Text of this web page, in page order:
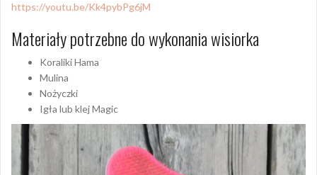
https://youtu.be/Kk4pybPg6jM
Materiały potrzebne do wykonania wisiorka
Koraliki Hama
Mulina
Nożyczki
Igła lub klej Magic